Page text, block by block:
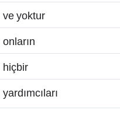
ve yoktur
onların
hiçbir
yardımcıları